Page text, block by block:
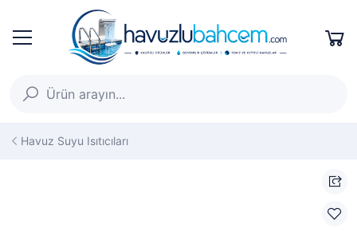
Havuz Suyu Isıtıcıları